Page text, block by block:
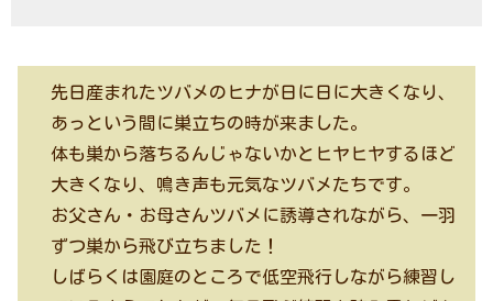
先日産まれたツバメのヒナが日に日に大きくなり、
あっという間に巣立ちの時が来ました。
体も巣から落ちるんじゃないかとヒヤヒヤするほど
大きくなり、鳴き声も元気なツバメたちです。
お父さん・お母さんツバメに誘導されながら、一羽
ずつ巣から飛び立ちました！
しばらくは園庭のところで低空飛行しながら練習し